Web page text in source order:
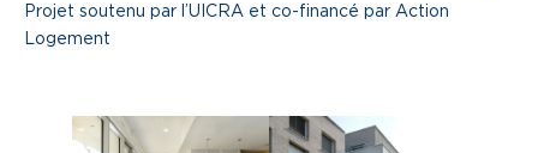
Projet soutenu par l’UICRA et co-financé par Action
Logement